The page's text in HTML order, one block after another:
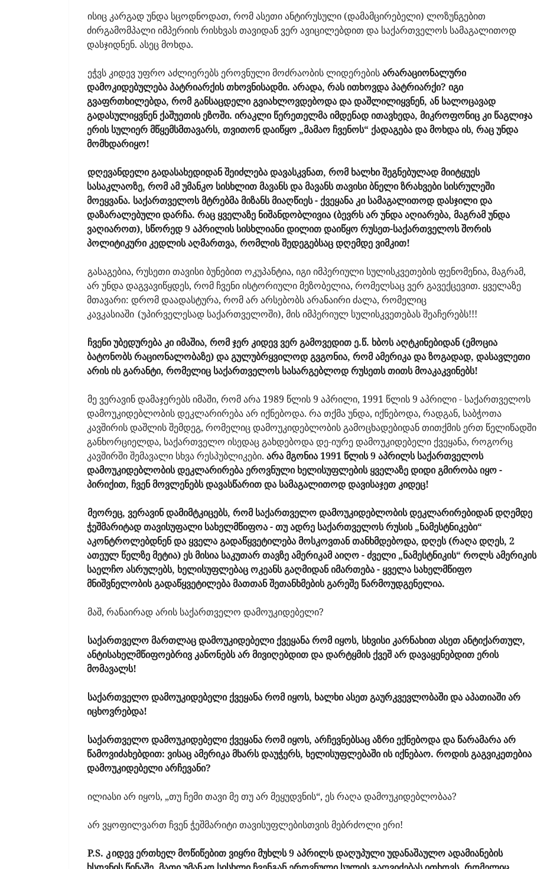
ისიც კარგად უნდა სცოდნოდათ, რომ ასეთი ანტირუსული (დამამცირებელი) ლოზუნგებით
ძირგამომპალი იმპერიის რისხვას თავიდან ვერ ავიცილებდით და საქართველოს სამაგალითოდ
დასჯიდნენ. ასეც მოხდა.
ეჭვს კიდევ უფრო აძლიერებს ეროვნული მოძრაობის ლიდერებისარარაციონალური
დამოკიდებულება პატრიარქის თხოვნისადმი. არადა, რას ითხოვდა პატრიარქი? იგი
გვაფრთხილებდა, რომ განსაცდელი გვიახლოვდებოდა და დაშლილიყვნენ, ან სალოცავად
გადასულიყვნენ ქაშუეთის ეზოში. ირაკლი წერეთელმა იმდენად ითავხედა, მიკროფონიც კი წაგლიჯა
ერის სულიერ მწყემსმთავარს, თვითონ დაიწყო „მამაო ჩვენოს“ ქადაგება და მოხდა ის, რაც უნდა
მომხდარიყო!
დღევანდელი გადასახედიდან შეიძლება დავასკვნათ, რომ ხალხი შეგნებულად მიიტყუეს
სასაკლაოზე, რომ ამ უმანკო სისხლით მავანს და მავანს თავისი ბნელი ზრახვები სისრულეში
მოეყვანა. საქართველოს მტრებმა მიზანს მიაღწიეს - ქვეყანა კი სამაგალითოდ დასჯილი და
დაზარალებული დარჩა. რაც ყველაზე ნიშანდობლივია (ბევრს არ უნდა აღიარება, მაგრამ უნდა
ვაღიაროთ), სწორედ 9 აპრილის სისხლიანი დილით დაიწყო რუსეთ-საქართველოს შორის
პოლიტიკური კედლის აღმართვა, რომლის შედეგებსაც დღემდე ვიმკით!
გასაგებია, რუსეთი თავისი ბუნებით ოკუპანტია, იგი იმპერიული სულისკვეთების ფენომენია, მაგრამ,
არ უნდა დაგვავიწყდეს, რომ ჩვენი ისტორიული მეზობელია, რომელსაც ვერ გავექცევით. ყველაზე
მთავარი: დრომ დაადასტურა, რომ არ არსებობს არანაირი ძალა, რომელიც
კავკასიაში (უპირველესად საქართველოში), მის იმპერიულ სულისკვეთებას შეაჩერებს!!!
ჩვენი უბედურება კი იმაშია, რომ ჯერ კიდევ ვერ გამოვედით ე.წ. ხბოს აღტკინებიდან (ემოცია
ბატონობს რაციონალობაზე) და გულუბრყვილოდ გვგონია, რომ ამერიკა და ზოგადად, დასავლეთი
არის ის გარანტი, რომელიც საქართველოს სასარგებლოდ რუსეთს თითს მოაკაკვინებს!
მე ვერავინ დამაჯერებს იმაში, რომ არა 1989 წლის 9 აპრილი, 1991 წლის 9 აპრილი - საქართველოს
დამოუკიდებლობის დეკლარირება არ იქნებოდა. რა თქმა უნდა, იქნებოდა, რადგან, საბჭოთა
კავშირის დაშლის შემდეგ, რომელიც დამოუკიდებლობის გამოცხადებიდან თითქმის ერთ წელიწადში
განხორციელდა, საქართველო ისედაც გახდებოდა დე-იურე დამოუკიდებელი ქვეყანა, როგორც
კავშირში შემავალი სხვა რესპუბლიკები. არა მგონია 1991 წლის 9 აპრილს საქართველოს
დამოუკიდებლობის დეკლარირება ეროვნული ხელისუფლების ყველაზე დიდი გმირობა იყო -
პირიქით, ჩვენ მოვლენებს დავასწარით და სამაგალითოდ დავისაჯეთ კიდეც!
მეორეც, ვერავინ დამიმტკიცებს, რომ საქართველო დამოუკიდებლობის დეკლარირებიდან დღემდე
ჭეშმარიტად თავისუფალი სახელმწიფოა - თუ ადრე საქართველოს რუსის „ნამესტნიკები“
აკონტროლებდნენ და ყველა გადაწყვეტილება მოსკოვთან თანხმდებოდა, დღეს (რაღა დღეს, 2
ათეულ წელზე მეტია) ეს მისია საკუთარ თავზე ამერიკამ აიღო - ძველი „ნამესტნიკის“ როლს ამერიკის
საელჩო ასრულებს, ხელისუფლებაც ოკეანს გაღმიდან იმართება - ყველა სახელმწიფო
მნიშვნელობის გადაწყვეტილება მათთან შეთანხმების გარეშე წარმოუდგენელია.
მაშ, რანაირად არის საქართველო დამოუკიდებელი?
საქართველო მართლაც დამოუკიდებელი ქვეყანა რომ იყოს, სხვისი კარნახით ასეთ ანტიქართულ,
ანტისახელმწიფოებრივ კანონებს არ მივიღებდით და დარტყმის ქვეშ არ დავაყენებდით ერის
მომავალს!
საქართველო დამოუკიდებელი ქვეყანა რომ იყოს, ხალხი ასეთ გაურკვევლობაში და აპათიაში არ
იცხოვრებდა!
საქართველო დამოუკიდებელი ქვეყანა რომ იყოს, არჩევნებსაც აზრი ექნებოდა და წარამარა არ
წამოვიძახებდით: ვისაც ამერიკა მხარს დაუჭერს, ხელისუფლებაში ის იქნებაო. როდის გაგვიკეთებია
დამოუკიდებელი არჩევანი?
ილიასი არ იყოს, „თუ ჩემი თავი მე თუ არ მეყუდვნის“, ეს რაღა დამოუკიდებლობაა?
არ ვყოფილვართ ჩვენ ჭეშმარიტი თავისუფლებისთვის მებრძოლი ერი!
P.S. კიდევ ერთხელ მოწიწებით ვიყრი მუხლს 9 აპრილს დაღუპული უდანაშაულო ადამიანების